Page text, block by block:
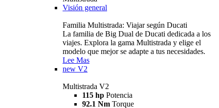
Visión general
Familia Multistrada: Viajar según Ducati
La familia de Big Dual de Ducati dedicada a los
viajes. Explora la gama Multistrada y elige el
modelo que mejor se adapte a tus necesidades.
Lee Mas
new V2
Multistrada V2
115 hp Potencia
92.1 Nm Torque